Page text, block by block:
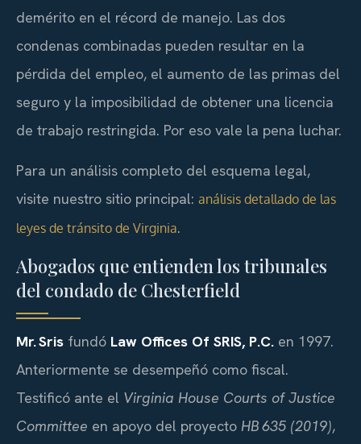
demérito en el récord de manejo. Las dos
condenas combinadas pueden resultar en la
pérdida del empleo, el aumento de las primas del
seguro y la imposibilidad de obtener una licencia
de trabajo restringida. Por eso vale la pena luchar.
Para un análisis completo del esquema legal,
visite nuestro sitio principal: análisis detallado de las
leyes de tránsito de Virginia.
Abogados que entienden los tribunales
del condado de Chesterfield
Mr. Sris fundó Law Offices Of SRIS, P.C. en 1997.
Anteriormente se desempeñó como fiscal.
Testificó ante el Virginia House Courts of Justice
Committee en apoyo del proyecto HB 635 (2019),